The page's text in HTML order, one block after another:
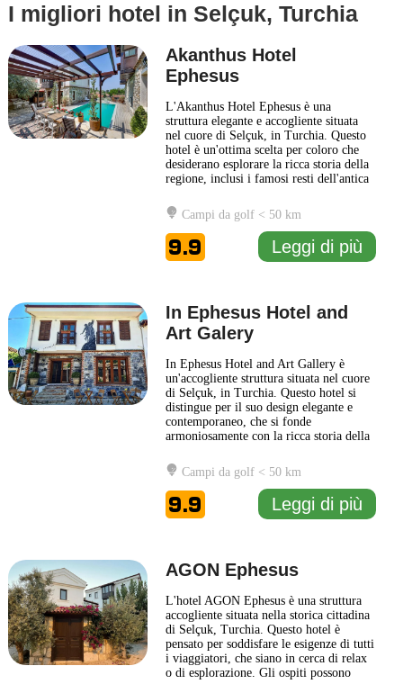
I migliori hotel in Selçuk, Turchia
Akanthus Hotel
Ephesus
L'Akanthus Hotel Ephesus è una
struttura elegante e accogliente situata
nel cuore di Selçuk, in Turchia. Questo
hotel è un'ottima scelta per coloro che
desiderano esplorare la ricca storia della
regione, inclusi i famosi resti dell'antica
La posizione strategica dell'Akanthus
Hotel Ephesus permette di accedere
facilmente a numerosi siti storici, musei
e mercati
... Leggi di più
Campi da golf < 50 km
9.9 Leggi di più
In Ephesus Hotel and
Art Galery
In Ephesus Hotel and Art Gallery è
un'accogliente struttura situata nel cuore
di Selçuk, in Turchia. Questo hotel si
distingue per il suo design elegante e
contemporaneo, che si fonde
armoniosamente con la ricca storia della
approfittare di ambienti accoglienti e ben
arredati, offrendo un'esperienza di
soggiorno confortevole e rilassante. Il
concetto di arte
... Leggi di più
Campi da golf < 50 km
9.9 Leggi di più
AGON Ephesus
L'hotel AGON Ephesus è una struttura
accogliente situata nella storica cittadina
di Selçuk, Turchia. Questo hotel è
pensato per soddisfare le esigenze di tutti
i viaggiatori, che siano in cerca di relax
o di esplorazione. Gli ospiti possono